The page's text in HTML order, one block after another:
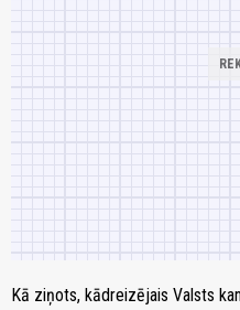
Kā ziņots, kādreizējais Valsts